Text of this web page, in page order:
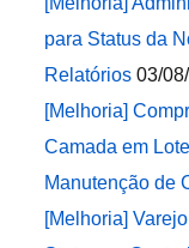
para Status da
Relatórios 03/
[Melhoria]
Camada em
Manutenção de
[Melhoria]